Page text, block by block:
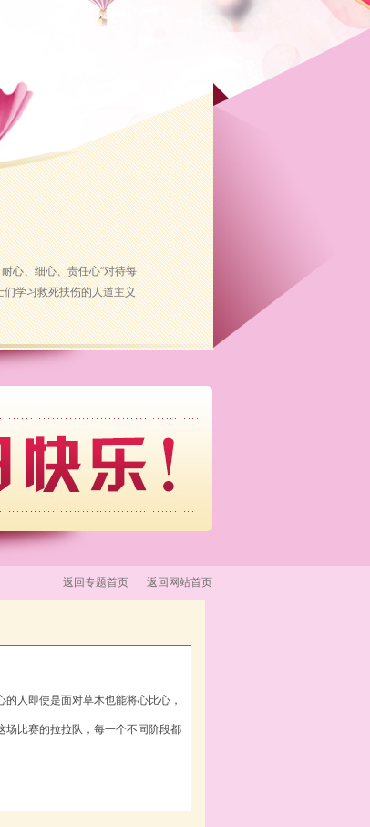
心、细心、责任心”对待每
们学习救死扶伤的人道主义
返回专题首页 返回网站首页
人即使是面对草木也能将心比心，
场比赛的拉拉队，每一个不同阶段都